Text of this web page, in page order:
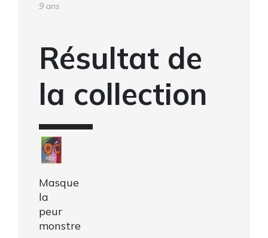
9 ans
Résultat de
la collection
Masque
la
peur
monstre